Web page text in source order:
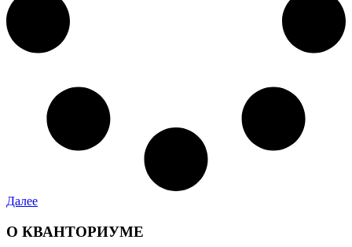
Далее
О КВАНТОРИУМЕ